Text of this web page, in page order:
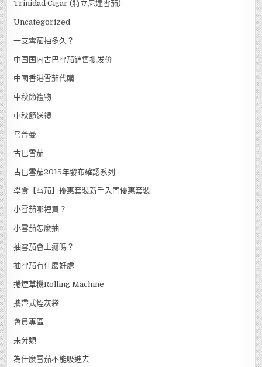
Trinidad Cigar (特立尼達雪茄)
Uncategorized
一支雪茄抽多久？
中国国内古巴雪茄销售批发价
中國香港雪茄代購
中秋節禮物
中秋節送禮
乌普曼
古巴雪茄
古巴雪茄2015年發布確認系列
學食【雪茄】優惠套裝新手入門優惠套裝
小雪茄哪裡買？
小雪茄怎麼抽
抽雪茄會上癮嗎？
抽雪茄有什麼好處
捲煙草機Rolling Machine
攜帶式煙灰袋
會員專區
未分類
為什麼雪茄不能吸進去